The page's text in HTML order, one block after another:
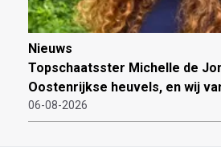
Nieuws
Topschaatsster Michelle de
Oostenrijkse heuvels, en wij
06-08-2026